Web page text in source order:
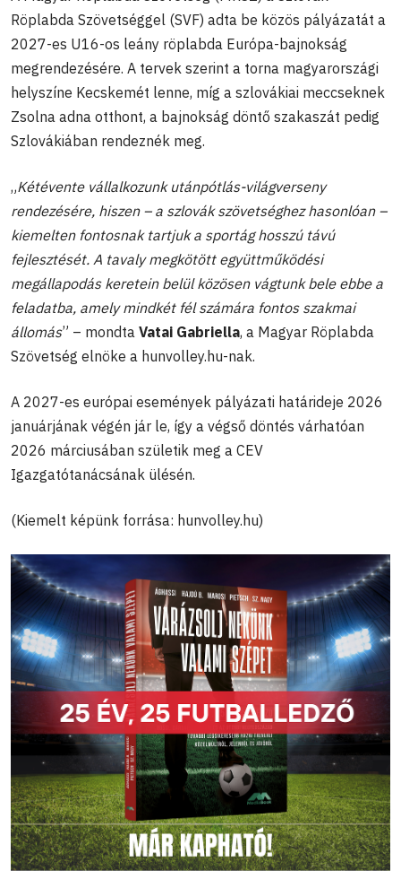
Röplabda Szövetséggel (SVF) adta be közös pályázatát a
2027-es U16-os leány röplabda Európa-bajnokság
megrendezésére. A tervek szerint a torna magyarországi
helyszíne Kecskemét lenne, míg a szlovákiai meccseknek
Zsolna adna otthont, a bajnokság döntő szakaszát pedig
Szlovákiában rendeznék meg.
„Kétévente vállalkozunk utánpótlás-világverseny
rendezésére, hiszen – a szlovák szövetséghez hasonlóan –
kiemelten fontosnak tartjuk a sportág hosszú távú
fejlesztését. A tavaly megkötött együttműködési
megállapodás keretein belül közösen vágtunk bele ebbe a
feladatba, amely mindkét fél számára fontos szakmai
állomás” – mondta Vatai Gabriella, a Magyar Röplabda
Szövetség elnöke a hunvolley.hu-nak.
A 2027-es európai események pályázati határideje 2026
januárjának végén jár le, így a végső döntés várhatóan
2026 márciusában születik meg a CEV
Igazgatótanácsának ülésén.
(Kiemelt képünk forrása: hunvolley.hu)